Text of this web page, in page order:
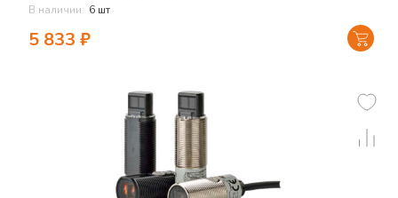
В наличии: 6 шт
5 833 ₽